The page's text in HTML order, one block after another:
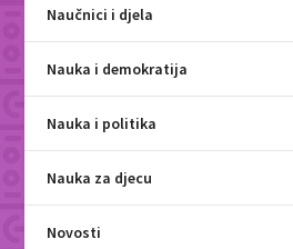
Naučnici i djela
Nauka i demokratija
Nauka i politika
Nauka za djecu
Novosti